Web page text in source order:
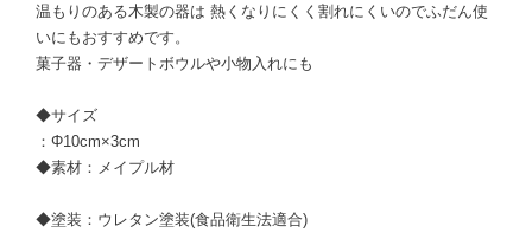
温もりのある木製の器は 熱くなりにくく割れにくいのでふだん使
いにもおすすめです。
菓子器・デザートボウルや小物入れにも
◆サイズ
：Φ10cm×3cm
◆素材：メイプル材
◆塗装：ウレタン塗装(食品衛生法適合)